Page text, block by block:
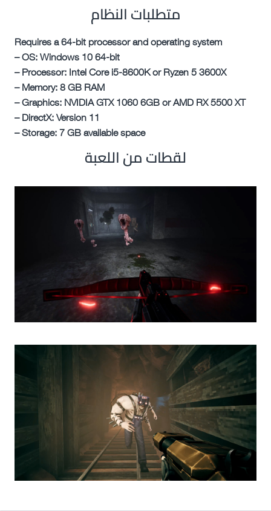
متطلبات النظام
Requires a 64-bit processor and operating system
– OS: Windows 10 64-bit
– Processor: Intel Core i5-8600K or Ryzen 5 3600X
– Memory: 8 GB RAM
– Graphics: NVIDIA GTX 1060 6GB or AMD RX 5500 XT
– DirectX: Version 11
– Storage: 7 GB available space
لقطات من اللعبة